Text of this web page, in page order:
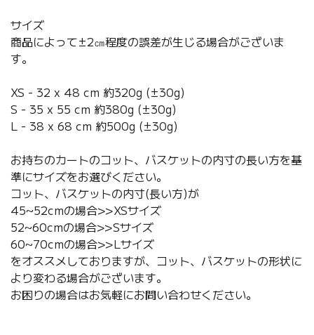
サイズ
商品によって±2㎝程度の誤差が生じる場合がございま
す。
XS - 32 x 48 cm 約320g (±30g)
S - 35 x 55 cm 約380g (±30g)
L - 38 x 68 cm 約500g (±30g)
お持ちのカートのコット、バスケットの内寸の長い方を基
準にサイズをお選びください。
コット、バスケットの内寸(長い方)が
45~52cmの場合>>XSサイズ
52~60cmの場合>>Sサイズ
60~70cmの場合>>Lサイズ
をオススメしておりますが、コット、バスケットの形状に
より変わる場合がございます。
お困りの場合はお気軽にお問い合わせください。